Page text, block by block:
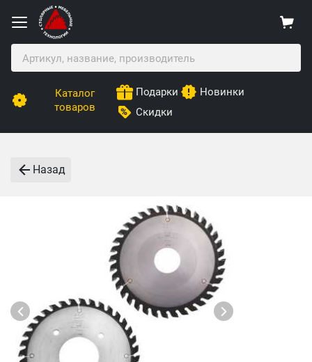
Каталог
товаров
Подарки
Новинки
Скидки
Назад